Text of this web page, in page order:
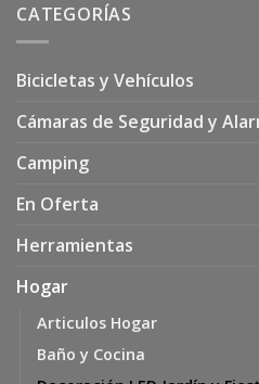
CATEGORÍAS
Bicicletas y Vehículos
Cámaras de Seguridad y
Camping
En Oferta
Herramientas
Hogar
Articulos Hogar
Baño y Cocina